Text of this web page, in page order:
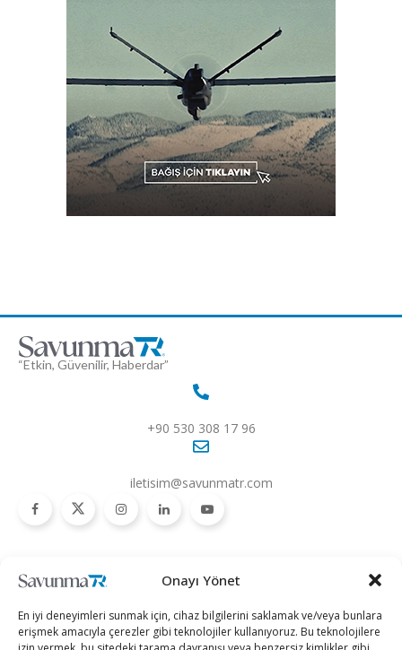
Onayı Yönet
En iyi deneyimleri sunmak için, cihaz bilgilerini saklamak ve/veya bunlara
erişmek amacıyla çerezler gibi teknolojiler kullanıyoruz. Bu teknolojilere
“Etkin, Güvenilir, Haberdar”
+90 530 308 17 96
iletisim@savunmatr.com
Savunma Sanayii
Hava Platformları
Kategoriler
Siber Güvenlik
SavunmaTR
Hakkımızda